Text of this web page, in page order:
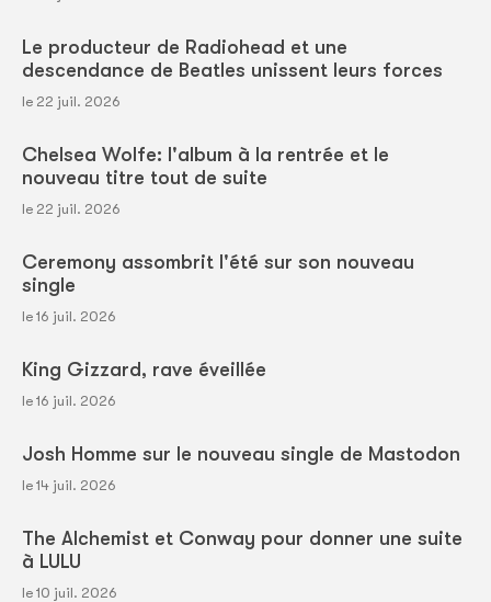
Le producteur de Radiohead et une
descendance de Beatles unissent leurs forces
le 22 juil. 2026
Chelsea Wolfe: l'album à la rentrée et le
nouveau titre tout de suite
le 22 juil. 2026
Ceremony assombrit l'été sur son nouveau
single
le 16 juil. 2026
King Gizzard, rave éveillée
le 16 juil. 2026
Josh Homme sur le nouveau single de Mastodon
le 14 juil. 2026
The Alchemist et Conway pour donner une suite
à LULU
le 10 juil. 2026